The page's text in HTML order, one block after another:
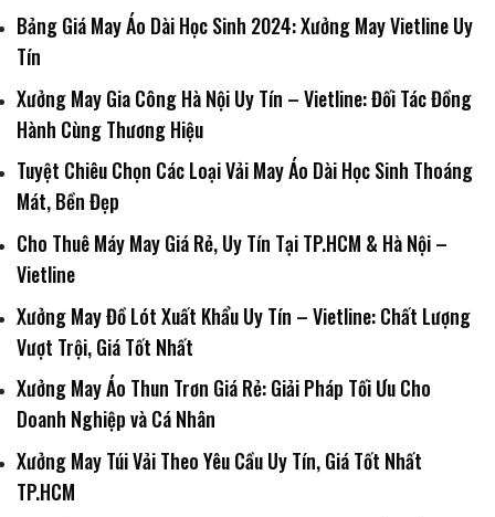
Bảng Giá May Áo Dài Học Sinh 2024: Xưởng May Vietline Uy
Tín
Xưởng May Gia Công Hà Nội Uy Tín – Vietline: Đối Tác Đồng
Hành Cùng Thương Hiệu
Tuyệt Chiêu Chọn Các Loại Vải May Áo Dài Học Sinh Thoáng
Mát, Bền Đẹp
Cho Thuê Máy May Giá Rẻ, Uy Tín Tại TP.HCM & Hà Nội –
Vietline
Xưởng May Đồ Lót Xuất Khẩu Uy Tín – Vietline: Chất Lượng
Vượt Trội, Giá Tốt Nhất
Xưởng May Áo Thun Trơn Giá Rẻ: Giải Pháp Tối Ưu Cho
Doanh Nghiệp và Cá Nhân
Xưởng May Túi Vải Theo Yêu Cầu Uy Tín, Giá Tốt Nhất
TP.HCM